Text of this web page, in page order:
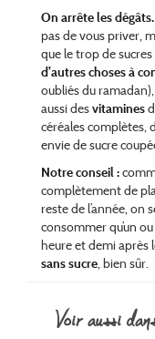
On arrête les
pas de vous priver,
que le trop de
d’autres choses à
oubliés du ramadan),
aussi desvitamines
céréales complètes,
envie de sucre
Notre conseil :
complètement de
reste de l’année, on
consommer qu’un
heure et demi après
sans sucre, bien sûr.
voir aussi